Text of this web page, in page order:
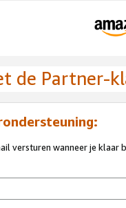
de Partner-
versturen wanneer je klaar